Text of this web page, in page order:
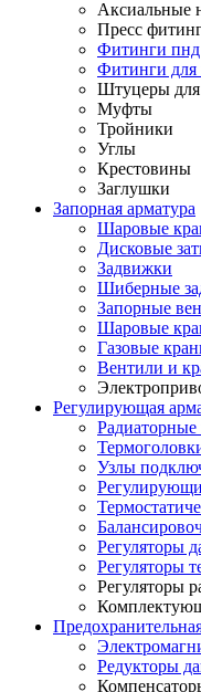
Аксиальные
Пресс
Фитинги пнд
Фитинги для
Штуцеры
Муфты
Тройники
Углы
Крестовины
Заглушки
Запорная арматура
Шаровые
Дисковые
Задвижки
Шиберные
Запорные
Шаровые
Газовые
Вентили и
Регулирующая
Радиаторные
Узлы
Регуляторы
Регуляторы
Регуляторы
Редукторы